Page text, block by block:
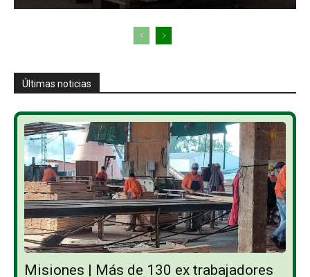
Últimas noticias
Misiones | Más de 130 ex trabajadores